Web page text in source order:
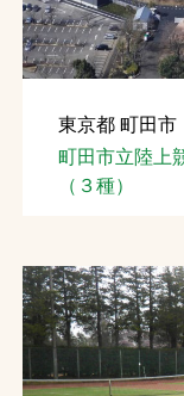
東京都 町田市
町田市立陸上
（３種）